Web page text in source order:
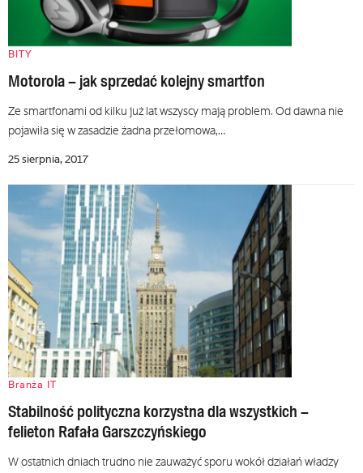
BITY
Motorola – jak sprzedać kolejny smartfon
Ze smartfonami od kilku już lat wszyscy mają problem. Od dawna nie
pojawiła się w zasadzie żadna przełomowa,…
25 sierpnia, 2017
Branża IT
Stabilność polityczna korzystna dla wszystkich –
felieton Rafała Garszczyńskiego
W ostatnich dniach trudno nie zauważyć sporu wokół działań władzy